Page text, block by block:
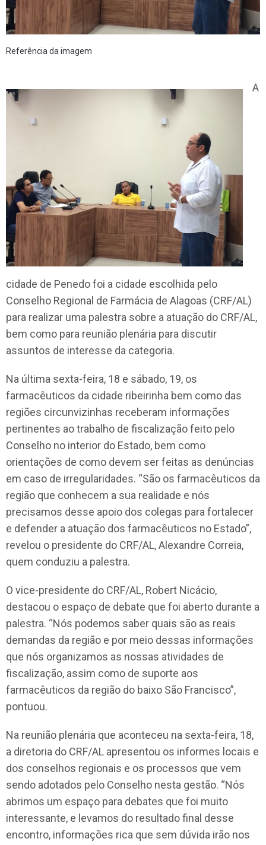
Referência da imagem
A
cidade de Penedo foi a cidade escolhida pelo
Conselho Regional de Farmácia de Alagoas (CRF/AL)
para realizar uma palestra sobre a atuação do CRF/AL,
bem como para reunião plenária para discutir
assuntos de interesse da categoria.
Na última sexta-feira, 18 e sábado, 19, os
farmacêuticos da cidade ribeirinha bem como das
regiões circunvizinhas receberam informações
pertinentes ao trabalho de fiscalização feito pelo
Conselho no interior do Estado, bem como
orientações de como devem ser feitas as denúncias
em caso de irregularidades. “São os farmacêuticos da
região que conhecem a sua realidade e nós
precisamos desse apoio dos colegas para fortalecer
e defender a atuação dos farmacêuticos no Estado”,
revelou o presidente do CRF/AL, Alexandre Correia,
quem conduziu a palestra.
O vice-presidente do CRF/AL, Robert Nicácio,
destacou o espaço de debate que foi aberto durante a
palestra. “Nós podemos saber quais são as reais
demandas da região e por meio dessas informações
que nós organizamos as nossas atividades de
fiscalização, assim como de suporte aos
farmacêuticos da região do baixo São Francisco”,
pontuou.
Na reunião plenária que aconteceu na sexta-feira, 18,
a diretoria do CRF/AL apresentou os informes locais e
dos conselhos regionais e os processos que vem
sendo adotados pelo Conselho nesta gestão. “Nós
abrimos um espaço para debates que foi muito
interessante, e levamos do resultado final desse
encontro, informações rica que sem dúvida irão nos